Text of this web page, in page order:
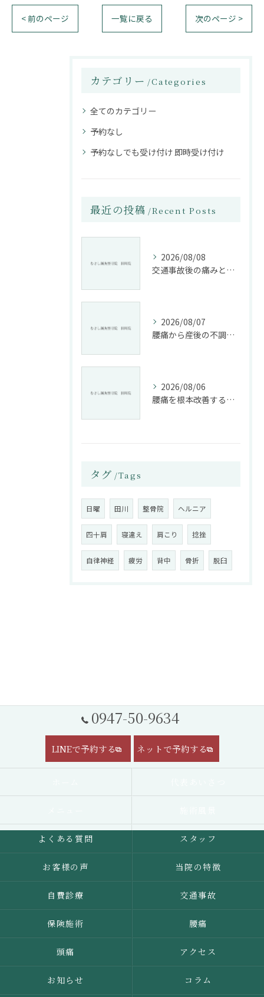
< 前のページ 一覧に戻る 次のページ >
カテゴリー Categories
全てのカテゴリー
予約なし
予約なしでも受け付け 即時受け付け
最近の投稿 Recent Posts
2026/08/08
交通事故後の痛みと姿勢改善に特化した整骨院の役割
2026/08/07
腰痛から産後の不調まで整骨院で根本改善する方法
2026/08/06
腰痛を根本改善する整骨院の施術とアドバイスの重要性
タグ Tags
日曜 田川 整骨院 ヘルニア
四十肩 寝違え 肩こり 捻挫
自律神経 疲労 背中 骨折 脱臼
0947-50-9634
LINEで予約する ネットで予約する
よくある質問 スタッフ
お客様の声 当院の特徴
自費診療 交通事故
保険施術 腰痛
頭痛 アクセス
お知らせ コラム